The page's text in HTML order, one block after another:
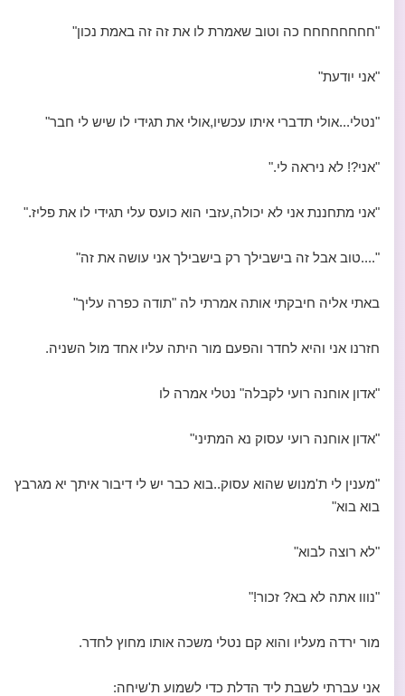
"חחחחחחחח כה וטוב שאמרת לו את זה זה באמת נכון"
"אני יודעת"
"נטלי...אולי תדברי איתו עכשיו,אולי את תגידי לו שיש לי חבר"
"אני?! לא ניראה לי."
"אני מתחננת אני לא יכולה,עזבי הוא כועס עלי תגידי לו את פליז."
"....טוב אבל זה בישבילך רק בישבילך אני עושה את זה"
באתי אליה חיבקתי אותה אמרתי לה "תודה כפרה עליך"
חזרנו אני והיא לחדר והפעם מור היתה עליו אחד מול השניה.
"אדון אוחנה רועי לקבלה" נטלי אמרה לו
"אדון אוחנה רועי עסוק נא המתיני"
"מענין לי ת'מנוש שהוא עסוק..בוא כבר יש לי דיבור איתך יא מגרבץ
בוא בוא"
"לא רוצה לבוא"
"נווו אתה לא בא? זכור!"
מור ירדה מעליו והוא קם נטלי משכה אותו מחוץ לחדר.
אני עברתי לשבת ליד הדלת כדי לשמוע ת'שיחה: